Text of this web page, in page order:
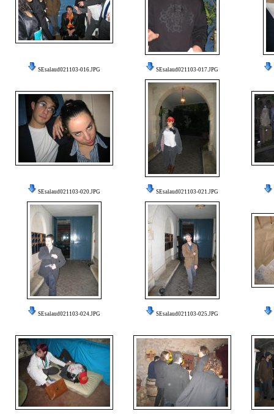
SEsalaud021103-016.JPG SEsalaud021103-017.JPG
SEsalaud021103-020.JPG SEsalaud021103-021.JPG
SEsalaud021103-024.JPG SEsalaud021103-025.JPG